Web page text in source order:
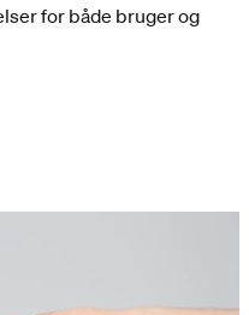
for både bruger og